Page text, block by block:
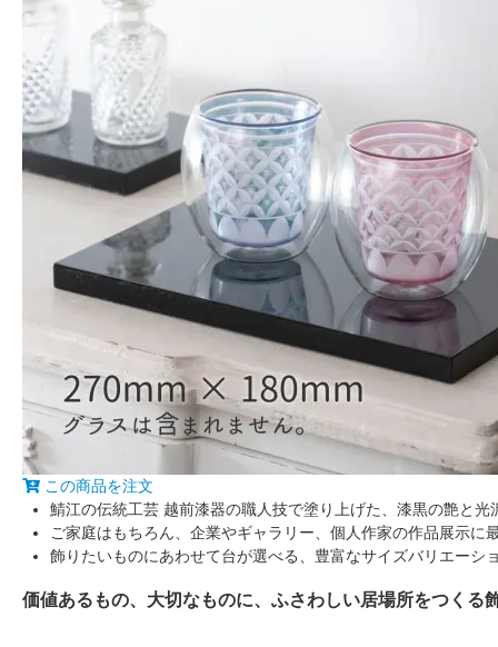
この商品を注文
鯖江の伝統工芸 越前漆器の職人技で塗り上げた、漆黒の艶と光
ご家庭はもちろん、企業やギャラリー、個人作家の作品展示に
飾りたいものにあわせて台が選べる、豊富なサイズバリエーシ
価値あるもの、大切なものに、ふさわしい居場所をつくる